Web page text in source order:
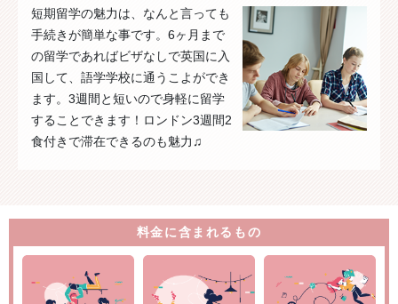
短期留学の魅力は、なんと言っても
手続きが簡単な事です。6ヶ月まで
の留学であればビザなしで英国に入
国して、語学学校に通うこよができ
ます。3週間と短いので身軽に留学
することできます！ロンドン3週間2
食付きで滞在できるのも魅力♫
料金に含まれるもの